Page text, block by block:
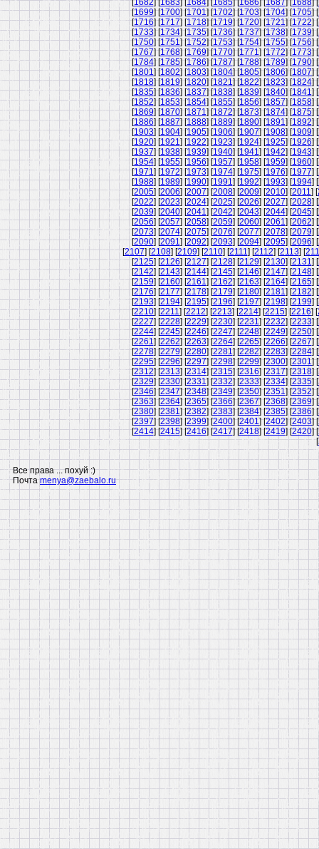
[1682] [1683] [1684] [1685] [1686] [1687] [1688] [
[1699] [1700] [1701] [1702] [1703] [1704] [1705] [
[1716] [1717] [1718] [1719] [1720] [1721] [1722] [
[1733] [1734] [1735] [1736] [1737] [1738] [1739] [
[1750] [1751] [1752] [1753] [1754] [1755] [1756] [
[1767] [1768] [1769] [1770] [1771] [1772] [1773] [
[1784] [1785] [1786] [1787] [1788] [1789] [1790] [
[1801] [1802] [1803] [1804] [1805] [1806] [1807] [
[1818] [1819] [1820] [1821] [1822] [1823] [1824] [
[1835] [1836] [1837] [1838] [1839] [1840] [1841] [
[1852] [1853] [1854] [1855] [1856] [1857] [1858] [
[1869] [1870] [1871] [1872] [1873] [1874] [1875] [
[1886] [1887] [1888] [1889] [1890] [1891] [1892] [
[1903] [1904] [1905] [1906] [1907] [1908] [1909] [
[1920] [1921] [1922] [1923] [1924] [1925] [1926] [
[1937] [1938] [1939] [1940] [1941] [1942] [1943] [
[1954] [1955] [1956] [1957] [1958] [1959] [1960] [
[1971] [1972] [1973] [1974] [1975] [1976] [1977] [
[1988] [1989] [1990] [1991] [1992] [1993] [1994] [
[2005] [2006] [2007] [2008] [2009] [2010] [2011] [
[2022] [2023] [2024] [2025] [2026] [2027] [2028] [
[2039] [2040] [2041] [2042] [2043] [2044] [2045] [
[2056] [2057] [2058] [2059] [2060] [2061] [2062] [
[2073] [2074] [2075] [2076] [2077] [2078] [2079] [
[2090] [2091] [2092] [2093] [2094] [2095] [2096] [
[2107] [2108] [2109] [2110] [2111] [2112] [2113] [
[2125] [2126] [2127] [2128] [2129] [2130] [2131] [
[2142] [2143] [2144] [2145] [2146] [2147] [2148] [
[2159] [2160] [2161] [2162] [2163] [2164] [2165] [
[2176] [2177] [2178] [2179] [2180] [2181] [2182] [
[2193] [2194] [2195] [2196] [2197] [2198] [2199] [
[2210] [2211] [2212] [2213] [2214] [2215] [2216] [
[2227] [2228] [2229] [2230] [2231] [2232] [2233] [
[2244] [2245] [2246] [2247] [2248] [2249] [2250] [
[2261] [2262] [2263] [2264] [2265] [2266] [2267] [
[2278] [2279] [2280] [2281] [2282] [2283] [2284] [
[2295] [2296] [2297] [2298] [2299] [2300] [2301] [
[2312] [2313] [2314] [2315] [2316] [2317] [2318] [
[2329] [2330] [2331] [2332] [2333] [2334] [2335] [
[2346] [2347] [2348] [2349] [2350] [2351] [2352] [
[2363] [2364] [2365] [2366] [2367] [2368] [2369] [
[2380] [2381] [2382] [2383] [2384] [2385] [2386] [
[2397] [2398] [2399] [2400] [2401] [2402] [2403] [
[2414] [2415] [2416] [2417] [2418] [2419] [2420] [
[
Все права ... похуй :)
Почтаmenya@zaebalo.ru